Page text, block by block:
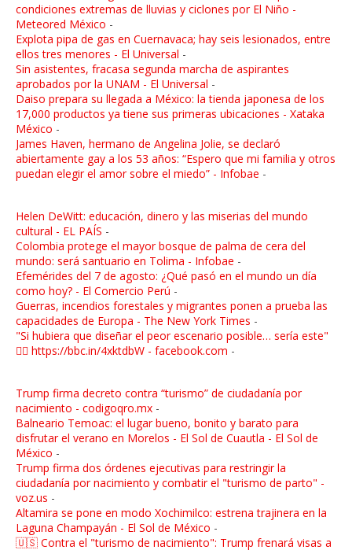
condiciones extremas de lluvias y ciclones por El Niño -
Meteored México -
Explota pipa de gas en Cuernavaca; hay seis lesionados, entre
ellos tres menores - El Universal -
Sin asistentes, fracasa segunda marcha de aspirantes
aprobados por la UNAM - El Universal -
Daiso prepara su llegada a México: la tienda japonesa de los
17,000 productos ya tiene sus primeras ubicaciones - Xataka
México -
James Haven, hermano de Angelina Jolie, se declaró
abiertamente gay a los 53 años: “Espero que mi familia y otros
puedan elegir el amor sobre el miedo” - Infobae -
Helen DeWitt: educación, dinero y las miserias del mundo
cultural - EL PAÍS -
Colombia protege el mayor bosque de palma de cera del
mundo: será santuario en Tolima - Infobae -
Efemérides del 7 de agosto: ¿Qué pasó en el mundo un día
como hoy? - El Comercio Perú -
Guerras, incendios forestales y migrantes ponen a prueba las
capacidades de Europa - The New York Times -
"Si hubiera que diseñar el peor escenario posible… sería este"
👉🏼 https://bbc.in/4xktdbW - facebook.com -
Trump firma decreto contra “turismo” de ciudadanía por
nacimiento - codigoqro.mx -
Balneario Temoac: el lugar bueno, bonito y barato para
disfrutar el verano en Morelos - El Sol de Cuautla - El Sol de
México -
Trump firma dos órdenes ejecutivas para restringir la
ciudadanía por nacimiento y combatir el "turismo de parto" -
voz.us -
Altamira se pone en modo Xochimilco: estrena trajinera en la
Laguna Champayán - El Sol de México -
🇺🇸 Contra el "turismo de nacimiento": Trump frenará visas a